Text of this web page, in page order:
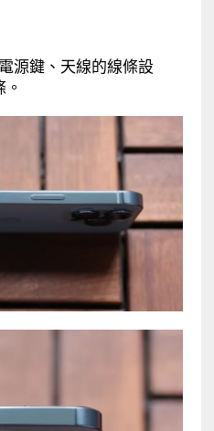
源鍵、天線的線條設